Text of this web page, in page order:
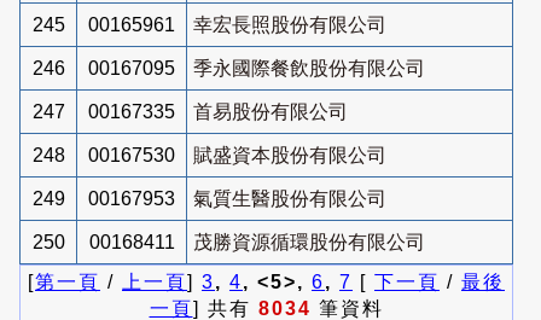
245 00165961 幸宏長照股份有限公司
246 00167095 季永國際餐飲股份有限公司
247 00167335 首易股份有限公司
248 00167530 賦盛資本股份有限公司
249 00167953 氣質生醫股份有限公司
250 00168411
茂勝資源循環股份有限公司
[第一頁 / 上一頁] 3, 4, <5>, 6, 7 [ 下一頁 / 最後
一頁] 共有 8034 筆資料